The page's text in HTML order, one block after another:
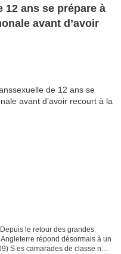
12 ans se prépare à
avant d’avoir
le retour des grandes
répond désormais à un
S es camarades de classe ne